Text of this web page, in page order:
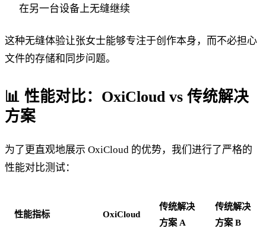
在另一台设备上无缝继续
这种无缝体验让张女士能够专注于创作本身，而不必担心
文件的存储和同步问题。
📊 性能对比：OxiCloud vs 传统解决
方案
为了更直观地展示 OxiCloud 的优势，我们进行了严格的
性能对比测试：
性能指标 OxiCloud
传统解决
方案 A
传统解决
方案 B